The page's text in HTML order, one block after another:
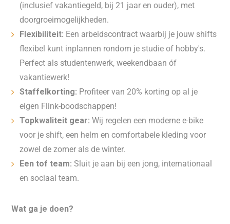
(inclusief vakantiegeld, bij 21 jaar en ouder), met
doorgroeimogelijkheden.
Flexibiliteit: Een arbeidscontract waarbij je jouw shifts
flexibel kunt inplannen rondom je studie of hobby's.
Perfect als studentenwerk, weekendbaan óf
vakantiewerk!
Staffelkorting: Profiteer van 20% korting op al je
eigen Flink-boodschappen!
Topkwaliteit gear:Wij regelen een moderne e-bike
voor je shift, een helm en comfortabele kleding voor
zowel de zomer als de winter.
Een tof team:Sluit je aan bij een jong, internationaal
en sociaal team.
Wat ga je doen?